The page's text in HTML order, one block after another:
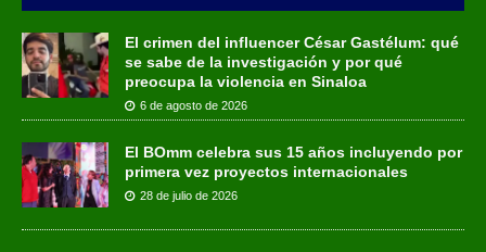
El crimen del influencer César Gastélum: qué
se sabe de la investigación y por qué
preocupa la violencia en Sinaloa
6 de agosto de 2026
El BOmm celebra sus 15 años incluyendo por
primera vez proyectos internacionales
28 de julio de 2026